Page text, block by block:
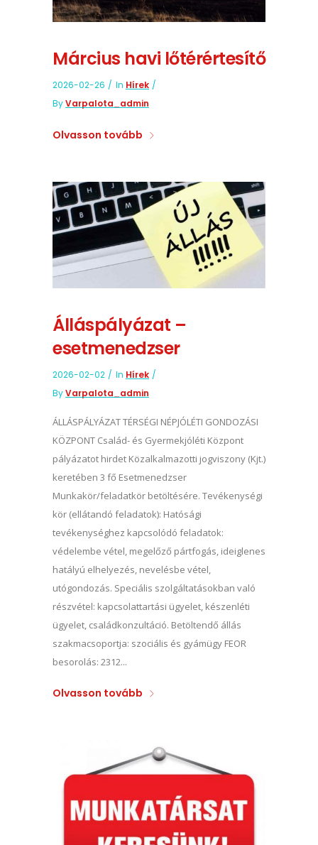
Március havi lőtérértesítő
2026-02-26 In Hírek
ByVarpalota_admin
Olvasson tovább
Álláspályázat –
esetmenedzser
2026-02-02 In Hírek
ByVarpalota_admin
ÁLLÁSPÁLYÁZAT TÉRSÉGI NÉPJÓLÉTI GONDOZÁSI
KÖZPONT Család- és Gyermekjóléti Központ
pályázatot hirdet Közalkalmazotti jogviszony (Kjt.)
keretében 3 fő Esetmenedzser
Munkakör/feladatkör betöltésére. Tevékenységi
kör (ellátandó feladatok): Hatósági
tevékenységhez kapcsolódó feladatok:
védelembe vétel, megelőző pártfogás, ideiglenes
hatályú elhelyezés, nevelésbe vétel,
utógondozás. Speciális szolgáltatásokban való
részvétel: kapcsolattartási ügyelet, készenléti
ügyelet, családkonzultáció. Betöltendő állás
szakmacsoportja: szociális és gyámügy FEOR
besorolás: 2312...
Olvasson tovább